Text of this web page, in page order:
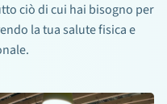
ciò di cui hai bisogno per
la tua salute fisica e